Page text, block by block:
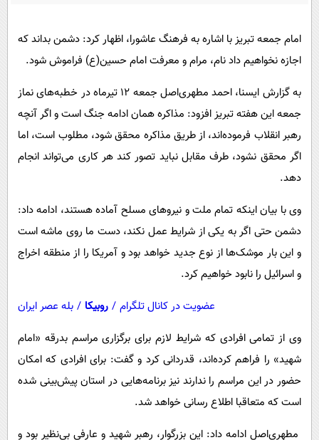
سرگرمی
فناوری
حوادث
محیط زیست
سلامت
بین الملل
روانشناسی
دانلود
امام جمعه تبریز با اشاره به فرهنگ عاشورا، اظهار کرد: دشمن بداند که
اجازه نخواهیم داد نام، مرام و معرفت امام حسین(ع) فراموش شود.
به گزارش ایسنا، احمد مطهری‌اصل جمعه ۱۲ تیرماه در خطبه‌های نماز
جمعه این هفته تبریز افزود: مذاکره همان ادامه جنگ است و اگر آنچه
رهبر انقلاب فرموده‌اند، از طریق مذاکره محقق شود، مطلوب است، اما
اگر محقق نشود، طرف مقابل نباید تصور کند هر کاری می‌تواند انجام
دهد.
وی با بیان اینکه تمام ملت و نیروهای مسلح آماده هستند، ادامه داد:
دشمن حتی اگر به یکی از شرایط عمل نکند، دست‌ ما روی ماشه است
و این بار موشک‌ها از نوع جدید خواهد بود و آمریکا را از منطقه اخراج
و اسرائیل را نابود خواهیم کرد.
عضویت در کانال تلگرام / روبیکا / بله عصر ایران
وی از تمامی افرادی که شرایط لازم برای برگزاری مراسم بدرقه «امام
شهید» را فراهم کرده‌اند، قدردانی کرد و گفت: برای افرادی که امکان
حضور در این مراسم را ندارند نیز برنامه‌هایی در استان پیش‌بینی شده
است که متعاقبا اطلاع رسانی خواهد شد.
مطهری‌اصل ادامه داد: این بزرگوار، رهبر شهید و عارفی بی‌نظیر بود و